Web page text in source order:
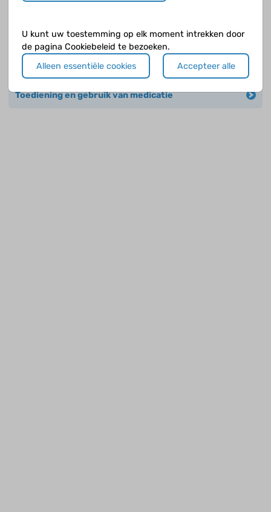
Klachten
Medicijnen
Toediening en gebruik van medicatie
U kunt uw toestemming op elk moment intrekken door
de pagina Cookiebeleid te bezoeken.
Alleen essentiële cookies
Accepteer alle